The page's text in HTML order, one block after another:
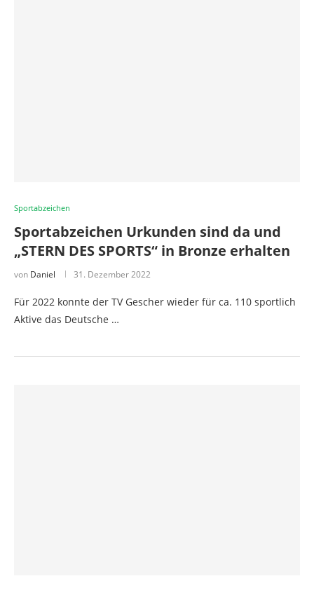
Sportabzeichen
Sportabzeichen Urkunden sind da und
„STERN DES SPORTS“ in Bronze erhalten
von Daniel 31. Dezember 2022
Für 2022 konnte der TV Gescher wieder für ca. 110 sportlich
Aktive das Deutsche …